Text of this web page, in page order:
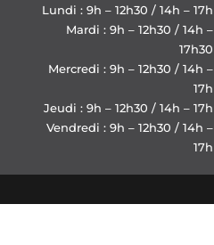
Lundi : 9h – 12h30 / 14h – 17h
Mardi : 9h – 12h30 / 14h –
17h30
Mercredi : 9h – 12h30 / 14h –
17h
Jeudi : 9h – 12h30 / 14h – 17h
Vendredi : 9h – 12h30 / 14h –
17h